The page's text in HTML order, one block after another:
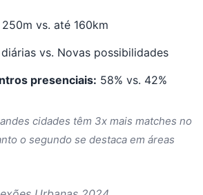
250m vs. até 160km
vs. Novas possibilidades
presenciais: 58% vs. 42%
cidades têm 3x mais matches no
o segundo se destaca em áreas